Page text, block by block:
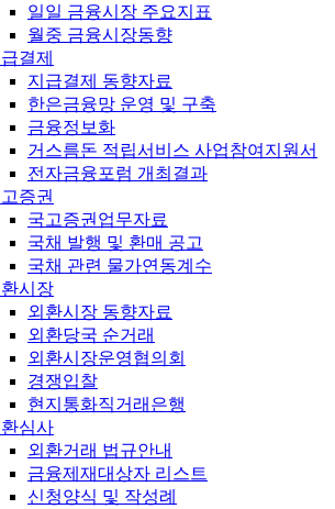
일일 금융시장 주요지표
월중 금융시장동향
결제
지급결제 동향자료
한은금융망 운영 및 구축
금융정보화
거스름돈 적립서비스 사업참여지원서
전자금융포럼 개최결과
증권
국고증권업무자료
국채 발행 및 환매 공고
국채 관련 물가연동계수
시장
외환시장 동향자료
외환당국 순거래
외환시장운영협의회
경쟁입찰
현지통화직거래은행
심사
외환거래 법규안내
금융제재대상자 리스트
신청양식 및 작성례